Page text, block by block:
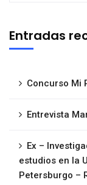
Entradas
Concurso Mi
Entrevista
Ex –
estudios en la
Petersburgo –